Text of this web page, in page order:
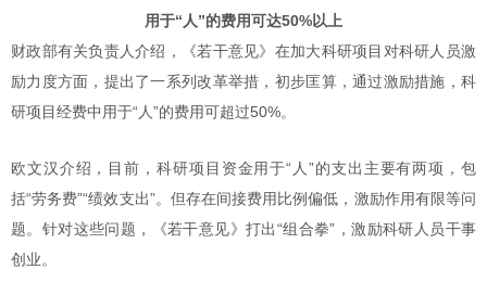
用于“人”的费用可达50%以上
财政部有关负责人介绍，《若干意见》在加大科研项目对科研人员激
励力度方面，提出了一系列改革举措，初步匡算，通过激励措施，科
研项目经费中用于“人”的费用可超过50%。
欧文汉介绍，目前，科研项目资金用于“人”的支出主要有两项，包
括“劳务费”“绩效支出”。但存在间接费用比例偏低，激励作用有限等问
题。针对这些问题，《若干意见》打出“组合拳”，激励科研人员干事
创业。